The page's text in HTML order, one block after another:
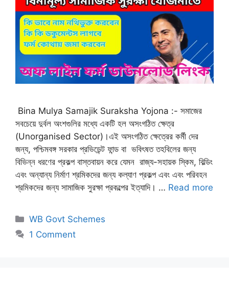
Bina Mulya Samajik Suraksha Yojona :- সমাজের
সবচেয়ে দুর্বল অংশগুলির মধ্যে একটি হল অসংগঠিত ক্ষেত্র
(Unorganised Sector)।এই অসংগঠিত ক্ষেত্রের কর্মী দের
জন্য, পশ্চিমবঙ্গ সরকার প্রভিডেন্ট ফান্ড বা ভবিৎষত তহবিলের জন্য
বিভিন্ন ধরণের প্রকল্প বাস্তবায়ন করে যেমন রাজ্য-সহায়ক স্কিম, বিল্ডিং
এবং অন্যান্য নির্মাণ শ্রমিকদের জন্য কল্যাণ প্রকল্প এবং এবং পরিবহন
শ্রমিকদের জন্য সামাজিক সুরক্ষা প্রকল্পের ইত্যাদি। … Read more
Categories
WB Govt Schemes
1 Comment